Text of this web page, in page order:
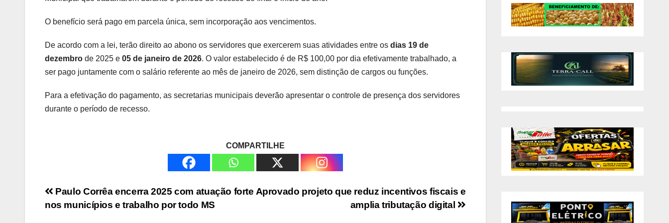
O benefício será pago em parcela única, sem incorporação aos vencimentos.
De acordo com a lei, terão direito ao abono os servidores que exercerem suas atividades entre os dias 19 de
dezembro de 2025 e 05 de janeiro de 2026. O valor estabelecido é de R$ 100,00 por dia efetivamente trabalhado, a
ser pago juntamente com o salário referente ao mês de janeiro de 2026, sem distinção de cargos ou funções.
Para a efetivação do pagamento, as secretarias municipais deverão apresentar o controle de presença dos servidores
durante o período de recesso.
COMPARTILHE
Navegação
Aprovado projeto que reduz incentivos fiscais e
amplia tributação digital
Paulo Corrêa encerra 2025 com atuação forte
nos municípios e trabalho por todo MS